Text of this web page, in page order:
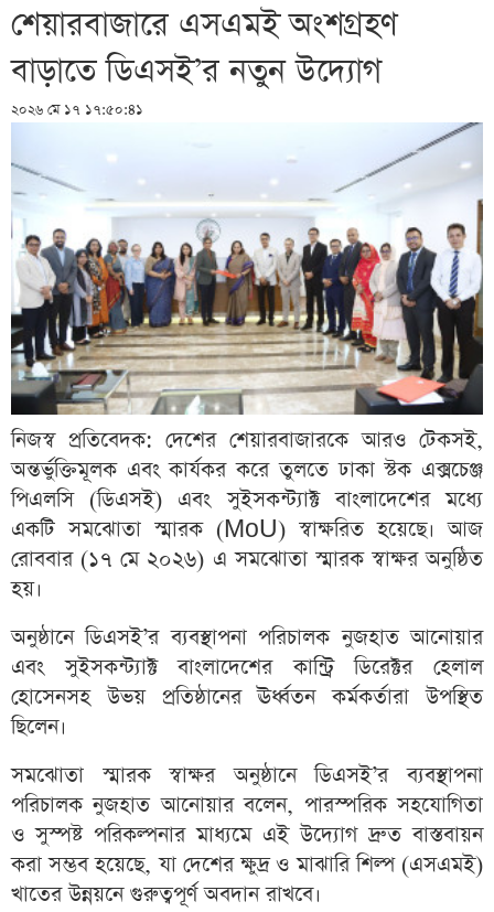
শেয়ারবাজারে এসএমই অংশগ্রহণ
বাড়াতে ডিএসই’র নতুন উদ্যোগ
২০২৬ মে ১৭ ১৭:৫০:৪১
নিজস্ব প্রতিবেদক: দেশের শেয়ারবাজারকে আরও টেকসই,
অন্তর্ভুক্তিমূলক এবং কার্যকর করে তুলতে ঢাকা স্টক এক্সচেঞ্জ
পিএলসি (ডিএসই) এবং সুইসকন্ট্যাক্ট বাংলাদেশের মধ্যে
একটি সমঝোতা স্মারক (MoU) স্বাক্ষরিত হয়েছে। আজ
রোববার (১৭ মে ২০২৬) এ সমঝোতা স্মারক স্বাক্ষর অনুষ্ঠিত
হয়।
অনুষ্ঠানে ডিএসই’র ব্যবস্থাপনা পরিচালক নুজহাত আনোয়ার
এবং সুইসকন্ট্যাক্ট বাংলাদেশের কান্ট্রি ডিরেক্টর হেলাল
হোসেনসহ উভয় প্রতিষ্ঠানের ঊর্ধ্বতন কর্মকর্তারা উপস্থিত
ছিলেন।
সমঝোতা স্মারক স্বাক্ষর অনুষ্ঠানে ডিএসই’র ব্যবস্থাপনা
পরিচালক নুজহাত আনোয়ার বলেন, পারস্পরিক সহযোগিতা
ও সুস্পষ্ট পরিকল্পনার মাধ্যমে এই উদ্যোগ দ্রুত বাস্তবায়ন
করা সম্ভব হয়েছে, যা দেশের ক্ষুদ্র ও মাঝারি শিল্প (এসএমই)
খাতের উন্নয়নে গুরুত্বপূর্ণ অবদান রাখবে।